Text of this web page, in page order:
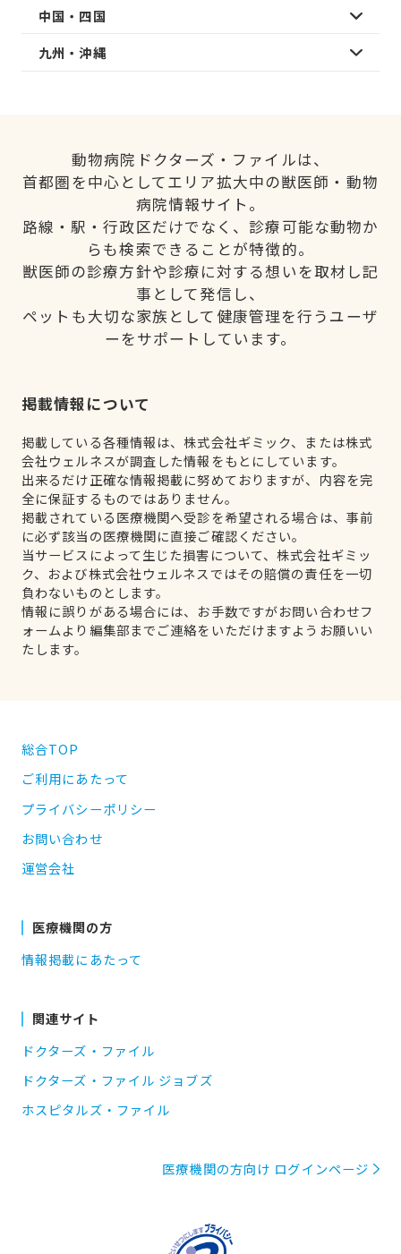
中国・四国
九州・沖縄
動物病院ドクターズ・ファイルは、
首都圏を中心としてエリア拡大中の獣医師・動物
病院情報サイト。
路線・駅・行政区だけでなく、診療可能な動物か
らも検索できることが特徴的。
獣医師の診療方針や診療に対する想いを取材し記
事として発信し、
ペットも大切な家族として健康管理を行うユーザ
ーをサポートしています。
掲載情報について
掲載している各種情報は、株式会社ギミック、または株式
会社ウェルネスが調査した情報をもとにしています。
出来るだけ正確な情報掲載に努めておりますが、内容を完
全に保証するものではありません。
掲載されている医療機関へ受診を希望される場合は、事前
に必ず該当の医療機関に直接ご確認ください。
当サービスによって生じた損害について、株式会社ギミッ
ク、および株式会社ウェルネスではその賠償の責任を一切
負わないものとします。
情報に誤りがある場合には、お手数ですがお問い合わせフ
ォームより編集部までご連絡をいただけますようお願いい
たします。
総合TOP
ご利用にあたって
プライバシーポリシー
お問い合わせ
運営会社
医療機関の方
情報掲載にあたって
関連サイト
ドクターズ・ファイル
ドクターズ・ファイル ジョブズ
ホスピタルズ・ファイル
医療機関の方向け ログインページ